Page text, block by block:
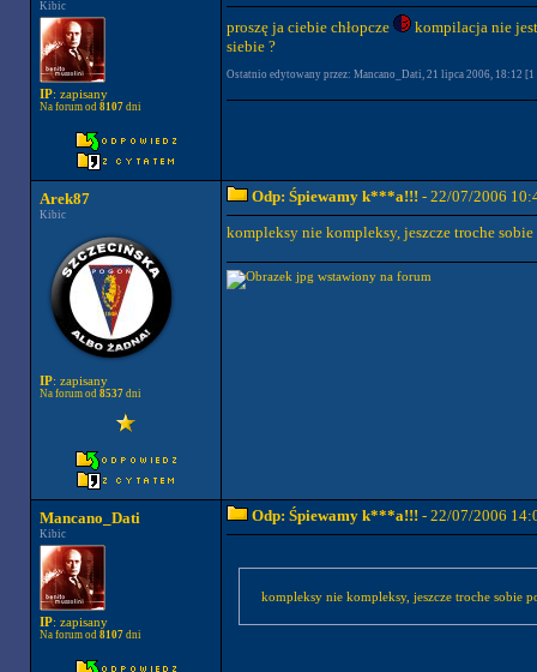
Kibic
IP: zapisany
Na forum od 8107dni
proszę ja ciebie chłopcze
kompilacja nie
siebie ?
Ostatnio edytowany przez: Mancano_Dati, 21 lipca 2006, 18:12 [1
Arek87
Kibic
IP: zapisany
Na forum od 8537dni
Odp: Śpiewamy k***a!!! - 22/07/2006
kompleksy nie kompleksy, jeszcze troche
Mancano_Dati
Kibic
IP: zapisany
Na forum od 8107dni
Odp: Śpiewamy k***a!!! - 22/07/2006
kompleksy nie kompleksy, jeszcze troche sobie